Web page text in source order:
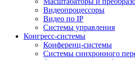
Видеопроцессоры
Видео по IP
Системы управления
Конгресс-системы
Конференц-системы
Системы синхронного